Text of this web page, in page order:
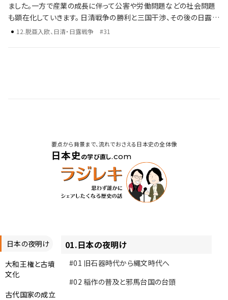
ました。一方で産業の成長に伴って公害や労働問題などの社会問題
も顕在化していきます。 日清戦争の勝利と三国干渉、その後の日露戦
争 第一次世界大戦による日本の国際的影響力の高まり 戦争による12.脱亜入欧、日清・日露戦争 #31
要点から背景まで、流れでおさえる日本史の全体像
日本史の学び直し.com
日本の夜明け
大和王権と古墳
文化
古代国家の成立
01.日本の夜明け
#01 旧石器時代から縄文時代へ
#02 稲作の普及と邪馬台国の台頭